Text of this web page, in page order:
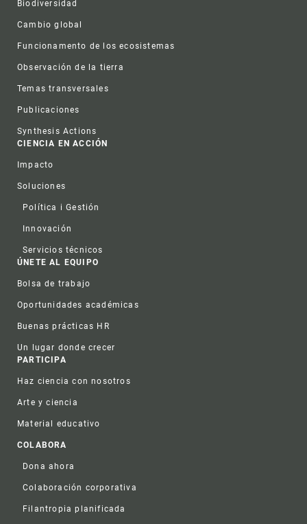
Biodiversidad
Cambio global
Funcionamento de los ecosistemas
Observación de la tierra
Temas transversales
Publicaciones
Synthesis Actions
CIENCIA EN ACCIÓN
Impacto
Soluciones
Política i Gestión
Innovación
Servicios técnicos
ÚNETE AL EQUIPO
Bolsa de trabajo
Oportunidades académicas
Buenas prácticas HR
Un lugar donde crecer
PARTICIPA
Haz ciencia con nosotros
Arte y ciencia
Material educativo
COLABORA
Dona ahora
Colaboración corporativa
Filantropia planificada